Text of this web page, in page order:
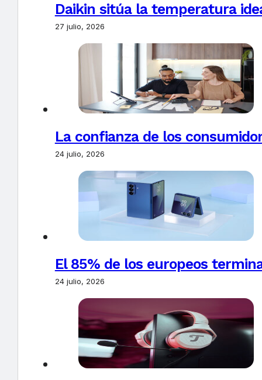
Daikin sitúa la temperatura
27 julio, 2026
La confianza de los
24 julio, 2026
El 85% de los europeos
24 julio, 2026